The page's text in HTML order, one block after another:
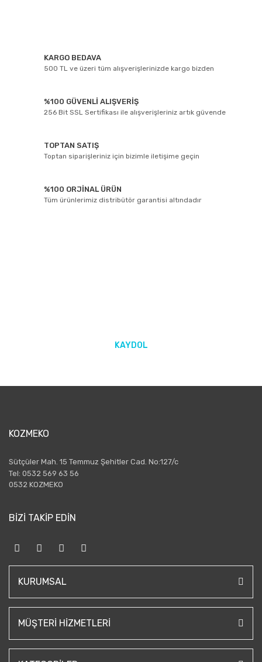
KARGO BEDAVA
500 TL ve üzeri tüm alışverişlerinizde kargo bizden
%100 GÜVENLİ ALIŞVERİŞ
256 Bit SSL Sertifikası ile alışverişleriniz artık güvende
TOPTAN SATIŞ
Toptan siparişleriniz için bizimle iletişime geçin
%100 ORJİNAL ÜRÜN
Tüm ürünlerimiz distribütör garantisi altındadır
KAYDOL
KOZMEKO
Sütçüler Mah. 15 Temmuz Şehitler Cad. No:127/c
Tel: 0532 569 63 56
0532 KOZMEKO
BİZİ TAKİP EDİN
KURUMSAL
MÜŞTERI HIZMETLERI